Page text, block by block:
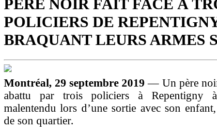
PÈRE NOIR FAIT FACE À
POLICIERS DE
BRAQUANT LEURS ARMES
Montréal, 29 septembre 2019— Un père
abattu par trois policiers à Repentigny
malentendu lors d’une sortie avec son
de son quartier.